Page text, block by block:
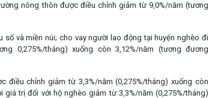
nông thôn được điều chỉnh giảm từ 9,0%/năm (tương
và miền núi; cho vay người lao động tại huyện nghèo đi
0,275%/tháng) xuống còn 3,12%/năm (tương đương
chỉnh giảm từ 3,3%/năm (0,275%/tháng) xuống còn
trị đối với hộ nghèo giảm từ 3,3%/năm (0,275%/tháng)